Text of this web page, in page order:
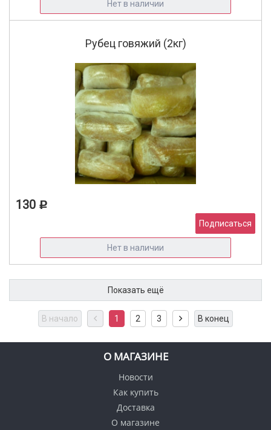
Нет в наличии
Рубец говяжий (2кг)
130 Р
Подписаться
Нет в наличии
Показать ещё
В начало 1 2 3 В конец
О МАГАЗИНЕ
Новости
Как купить
Доставка
О магазине